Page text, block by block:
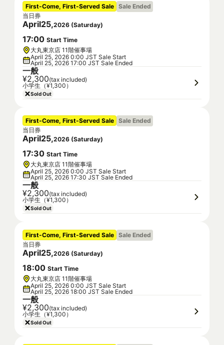
First-Come, First-Served Sale Sale Ended
当日券
April25,2026 (Saturday)
17:00 Start Time
大丸東京店 11階催事場
April 25, 2026 0:00 JST Sale Start
April 25, 2026 17:00 JST Sale Ended
一般
¥2,300(tax included)
小学生（¥1,300）
Sold Out
First-Come, First-Served Sale Sale Ended
当日券
April25,2026 (Saturday)
17:30 Start Time
大丸東京店 11階催事場
April 25, 2026 0:00 JST Sale Start
April 25, 2026 17:30 JST Sale Ended
一般
¥2,300(tax included)
小学生（¥1,300）
Sold Out
First-Come, First-Served Sale Sale Ended
当日券
April25,2026 (Saturday)
18:00 Start Time
大丸東京店 11階催事場
April 25, 2026 0:00 JST Sale Start
April 25, 2026 18:00 JST Sale Ended
一般
¥2,300(tax included)
小学生（¥1,300）
Sold Out